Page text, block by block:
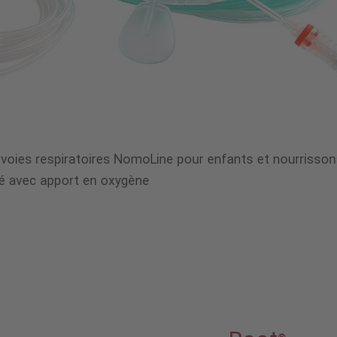
respiratoires NomoLine pour enfants et
avec apport en oxygène